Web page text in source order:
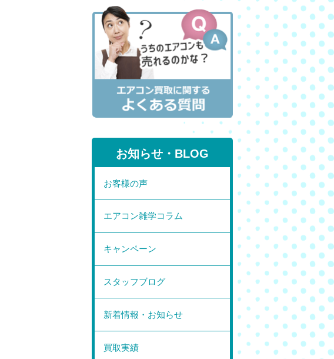
お知らせ・BLOG
お客様の声
エアコン雑学コラム
キャンペーン
スタッフブログ
新着情報・お知らせ
買取実績